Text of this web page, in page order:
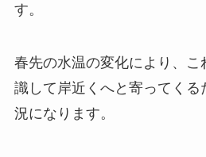
す。
春先の水温の変化により、こ
識して岸近くへと寄ってくる
況になります。